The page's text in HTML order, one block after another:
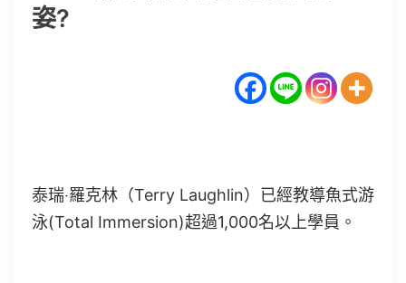
姿?
泰瑞‧羅克林（Terry Laughlin）已經教導魚式游
泳(Total Immersion)超過1,000名以上學員。